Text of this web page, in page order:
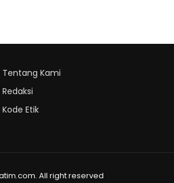
Tentang Kami
Redaksi
Kode Etik
All right reserved